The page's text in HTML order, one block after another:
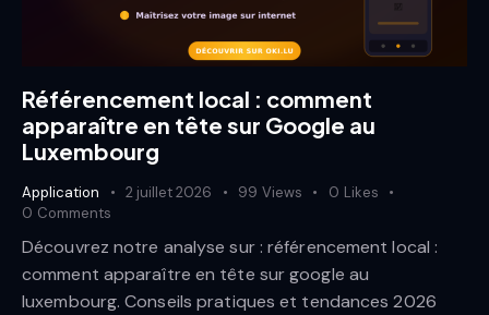
Référencement local : comment
apparaître en tête sur Google au
Luxembourg
Application 2 juillet 2026 99 Views 0 Likes
0 Comments
Découvrez notre analyse sur : référencement local :
comment apparaître en tête sur google au
luxembourg. Conseils pratiques et tendances 2026